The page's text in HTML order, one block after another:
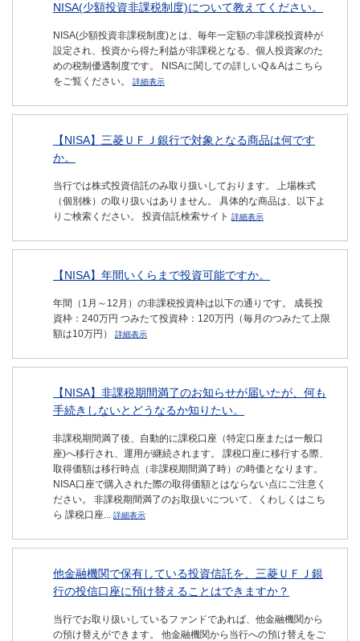
NISA(少額投資非課税制度)について教えてください。
NISA(少額投資非課税制度)とは、毎年一定額の非課税投資枠が
設定され、投資から得た利益が非課税となる、個人投資家のた
めの税制優遇制度です。 NISAに関しての詳しいQ＆Aはこちら
をご覧ください。
詳細表示
【NISA】三菱ＵＦＪ銀行で対象となる商品は何です
か。
当行では株式投資信託のみ取り扱いしております。 上場株式
（個別株）の取り扱いはありません。 具体的な商品は、以下よ
りご検索ください。 投資信託検索サイト 詳細表示
【NISA】年間いくらまで投資可能ですか。
年間（1月～12月）の非課税投資枠は以下の通りです。 成長投
資枠：240万円 つみたて投資枠：120万円（毎月のつみたて上限
額は10万円）
詳細表示
【NISA】非課税期間満了のお知らせが届いたが、何も
手続きしないとどうなるか知りたい。
非課税期間満了後、自動的に課税口座（特定口座または一般口
座)へ移行され、運用が継続されます。 課税口座に移行する際、
取得価額は移行時点（非課税期間満了時）の時価となります。
NISA口座で購入された際の取得価額とはならない点にご注意く
ださい。 非課税期間満了のお取扱いについて、くわしくはこち
ら 課税口座... 詳細表示
他金融機関で保有している投資信託を、三菱ＵＦＪ銀
行の投信口座に預け替えることはできますか？
当行でお取り扱いしているファンドであれば、他金融機関から
の預け替えができます。 他金融機関から当行への預け替えをご